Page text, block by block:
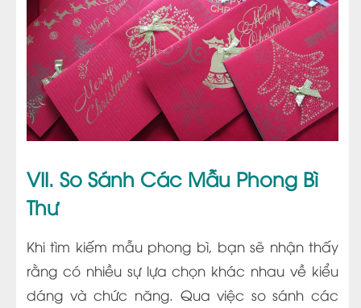
VII. So Sánh Các Mẫu Phong Bì
Thư
Khi tìm kiếm mẫu phong bì, bạn sẽ nhận thấy
rằng có nhiều sự lựa chọn khác nhau về kiểu
dáng và chức năng. Qua việc so sánh các